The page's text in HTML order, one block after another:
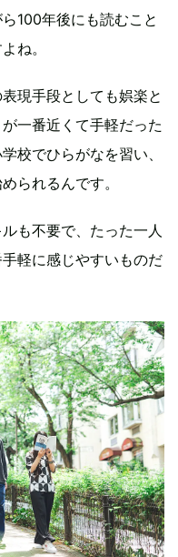
100年後にも読むこと
ね。
現手段としても娯楽と
一番近くて手軽だった
校でひらがなを習い、
られるんです。
も不要で、たった一人
軽に感じやすいものだ